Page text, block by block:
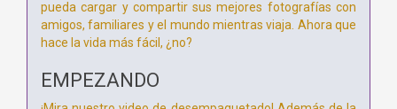
pueda cargar y compartir sus mejores fotografías con
amigos, familiares y el mundo mientras viaja. Ahora que
hace la vida más fácil, ¿no?
EMPEZANDO